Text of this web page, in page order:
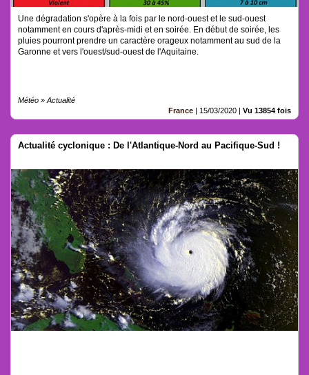
Une dégradation s'opère à la fois par le nord-ouest et le sud-ouest
notamment en cours d'après-midi et en soirée. En début de soirée, les
pluies pourront prendre un caractère orageux notamment au sud de la
Garonne et vers l'ouest/sud-ouest de l'Aquitaine.
Météo » Actualité
France | 15/03/2020 | Vu 13854 fois
Actualité cyclonique : De l'Atlantique-Nord au Pacifique-Sud !